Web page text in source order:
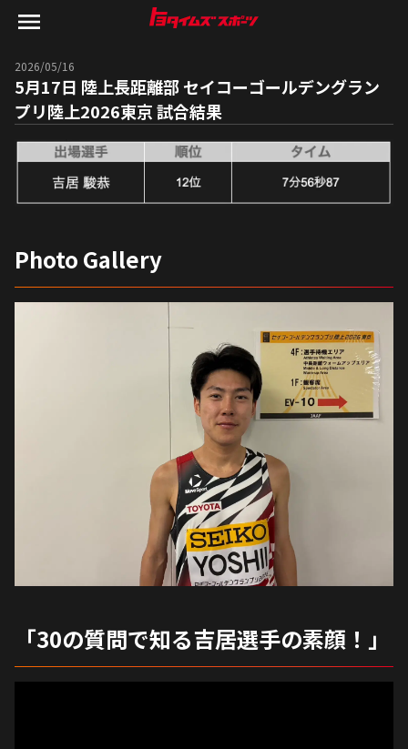
2026/05/16
5月17日 陸上長距離部 セイコーゴールデングラン
プリ陸上2026東京 試合結果
Photo Gallery
「30の質問で知る吉居選手の素顔！」